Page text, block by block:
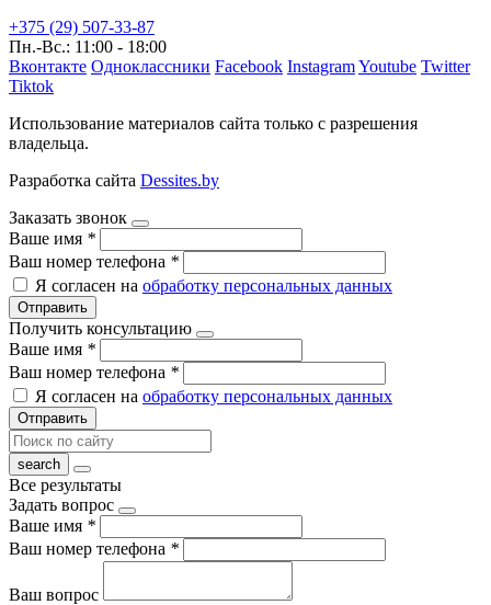
+375 (29) 507-33-87
Пн.-Вс.: 11:00 - 18:00
Вконтакте Одноклассники Facebook InstagramYoutube Twitter
Tiktok
Использование материалов сайта только с разрешения
владельца.
Разработка сайта Dessites.by
Заказать звонок
Ваше имя *
Ваш номер телефона *
Я согласен на обработку персональных данных
Отправить
Получить консультацию
Ваше имя *
Ваш номер телефона *
Я согласен на обработку персональных данных
Отправить
Все результаты
Задать вопрос
Ваше имя *
Ваш номер телефона *
Ваш вопрос